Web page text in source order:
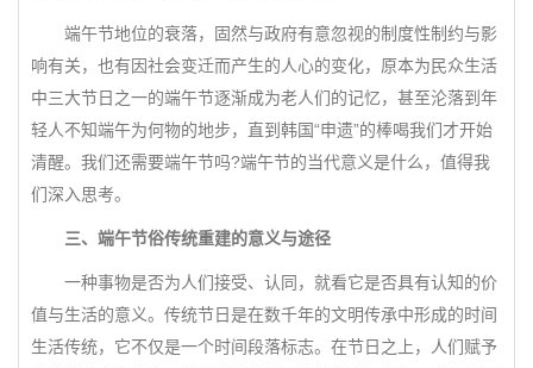
端午节地位的衰落，固然与政府有意忽视的制度性制约与影
响有关，也有因社会变迁而产生的人心的变化，原本为民众生活
中三大节日之一的端午节逐渐成为老人们的记忆，甚至沦落到年
轻人不知端午为何物的地步，直到韩国“申遗”的棒喝我们才开始
清醒。我们还需要端午节吗?端午节的当代意义是什么，值得我
们深入思考。
三、端午节俗传统重建的意义与途径
一种事物是否为人们接受、认同，就看它是否具有认知的价
值与生活的意义。传统节日是在数千年的文明传承中形成的时间
生活传统，它不仅是一个时间段落标志。在节日之上，人们赋予